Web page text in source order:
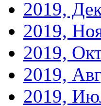
2019,
2019,
2019,
2019,
2019,